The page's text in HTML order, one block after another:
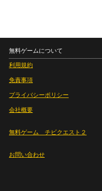
無料ゲームについて
利用規約
免責事項
プライバシーポリシー
会社概要
無料ゲーム チビクエスト２
お問い合わせ